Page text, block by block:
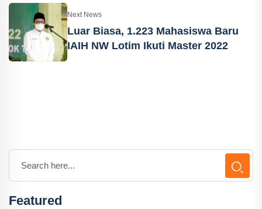
Next News
Luar Biasa, 1.223 Mahasiswa Baru
IAIH NW Lotim Ikuti Master 2022
Featured